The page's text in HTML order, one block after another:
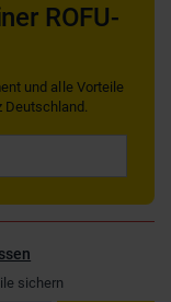
ROFU-
und alle Vorteile
Deutschland.
sichern